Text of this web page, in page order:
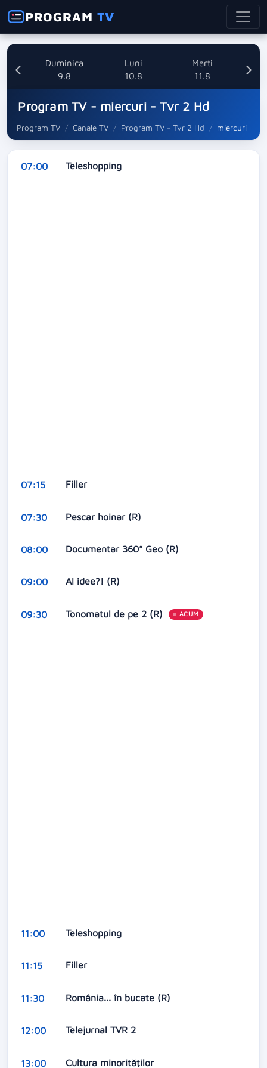
PROGRAMTV
Duminica
9.8
Luni
10.8
Marti
11.8
Program TV - miercuri - Tvr 2 Hd
Program TV Canale TV Program TV - Tvr 2 Hd miercuri
07:00 Teleshopping
07:15 Filler
07:30 Pescar hoinar (R)
08:00 Documentar 360° Geo (R)
09:00 AI idee?! (R)
09:30 Tonomatul de pe 2 (R) ACUM
11:00 Teleshopping
11:15 Filler
11:30 România... în bucate (R)
12:00 Telejurnal TVR 2
13:00 Cultura minorităţilor